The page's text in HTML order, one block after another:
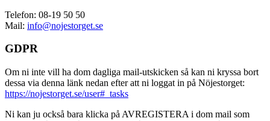
Telefon: 08-19 50 50
Mail: info@nojestorget.se
GDPR
Om ni inte vill ha dom dagliga mail-utskicken så kan ni kryssa bort
dessa via denna länk nedan efter att ni loggat in på Nöjestorget:
https://nojestorget.se/user#_tasks
Ni kan ju också bara klicka på AVREGISTERA i dom mail som